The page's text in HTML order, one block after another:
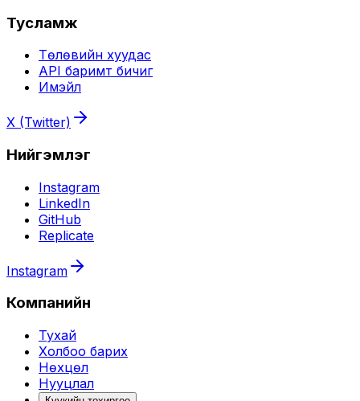
Тусламж
Төлөвийн хуудас
API баримт бичиг
Имэйл
X (Twitter)
Нийгэмлэг
Instagram
LinkedIn
GitHub
Replicate
Instagram
Компанийн
Тухай
Холбоо барих
Нөхцөл
Нууцлал